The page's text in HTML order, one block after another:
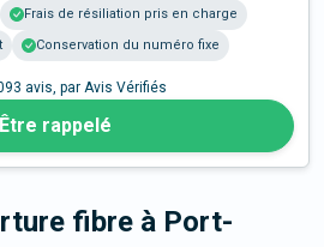
Frais de résiliation pris en charge
Conservation du numéro fixe
avis, par Avis Vérifiés
Être rappelé
fibre à Port-